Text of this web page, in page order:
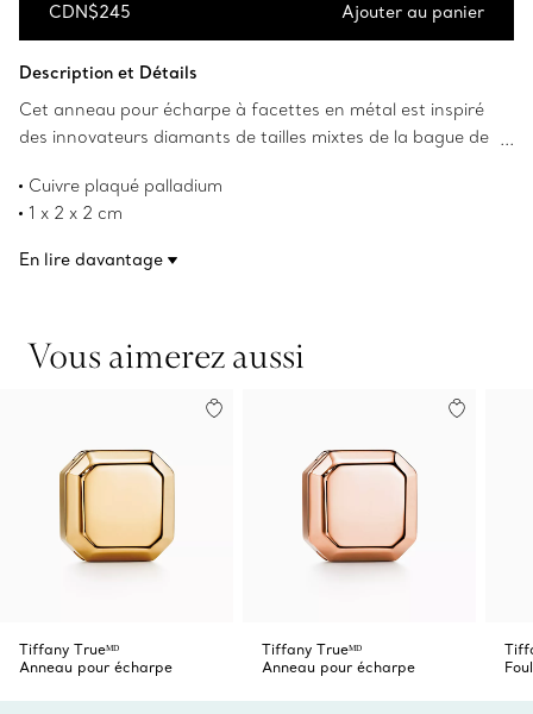
CDN$245 Ajouter au panier
Description et Détails
Cet anneau pour écharpe à facettes en métal est inspiré
des innovateurs diamants de tailles mixtes de la bague de
palladium et confectionné avec l’emblématique souci du
détail de Tiffany, il ajoute une touche remarquable à votre
Cuivre plaqué palladium
1 x 2 x 2 cm
Numéro de produit:72582497
En lire davantage
Vous aimerez aussi
Tiffany Trueᴹᴰ
Anneau pour écharpe
Tiffany Trueᴹᴰ
Anneau pour écharpe